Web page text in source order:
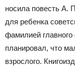
носила повесть А.
для ребенка
фамилией
планировал, что
взрослого.